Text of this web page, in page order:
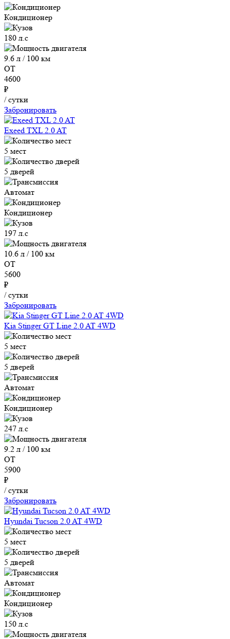
Кондиционер
180 л.с
9.6 л / 100 км
ОТ
4600
₽
/ сутки
Забронировать
Exeed TXL 2.0 AT
5 мест
5 дверей
Автомат
Кондиционер
197 л.с
10.6 л / 100 км
ОТ
5600
₽
/ сутки
Забронировать
Kia Stinger GT Line 2.0 AT 4WD
5 мест
5 дверей
Автомат
Кондиционер
247 л.с
9.2 л / 100 км
ОТ
5900
₽
/ сутки
Забронировать
Hyundai Tucson 2.0 AT 4WD
5 мест
5 дверей
Автомат
Кондиционер
150 л.с